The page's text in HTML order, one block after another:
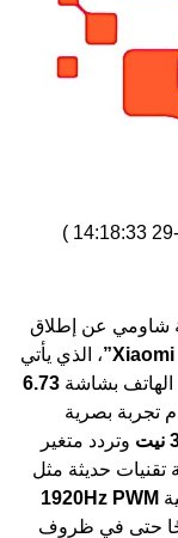
)
شاومي عن إطلاق
، الذي يأتي
الهاتف بشاشة 6.73
تجربة بصرية
وتردد متغير
تقنيات حديثة مثل
1920Hz PWM
حتى في ظروف